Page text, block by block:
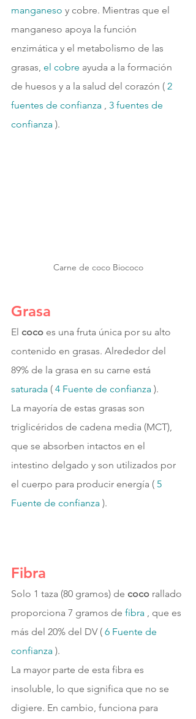
manganeso y cobre. Mientras que el
manganeso apoya la función
enzimática y el metabolismo de las
grasas, el cobre ayuda a la formación
de huesos y a la salud del corazón ( 2
fuentes de confianza
3 fuentes de
confianza ).
Carne de coco Biococo
Grasa
El coco es una fruta única por su alto
contenido en grasas. Alrededor del
89% de la grasa en su carne está
saturada ( 4 Fuente de confianza ).
La mayoría de estas grasas son
triglicéridos de cadena media (MCT),
que se absorben intactos en el
intestino delgado y son utilizados por
el cuerpo para producir energía ( 5
Fuente de confianza ).
Fibra
Solo 1 taza (80 gramos) de coco rallado
proporciona 7 gramos de fibra , que es
más del 20% del DV ( 6 Fuente de
confianza ).
La mayor parte de esta fibra es
insoluble, lo que significa que no se
digiere. En cambio, funciona para